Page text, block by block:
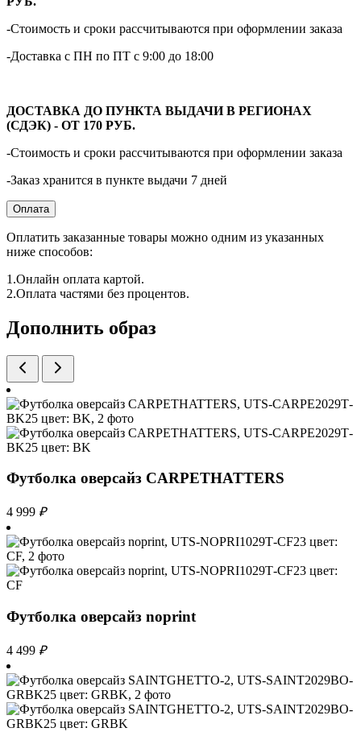
-Стоимость и сроки рассчитываются при оформлении заказа
-Доставка с ПН по ПТ с 9:00 до 18:00
ДОСТАВКА ДО ПУНКТА ВЫДАЧИ В РЕГИОНАХ
(СДЭК) - ОТ 170 РУБ.
-Стоимость и сроки рассчитываются при оформлении заказа
-Заказ хранится в пункте выдачи 7 дней
Оплата
Оплатить заказанные товары можно одним из указанных
ниже способов:
1.Онлайн оплата картой.
2.Оплата частями без процентов.
Дополнить образ
Футболка оверсайз CARPETHATTERS
4 999 ₽
Футболка оверсайз noprint
4 499 ₽